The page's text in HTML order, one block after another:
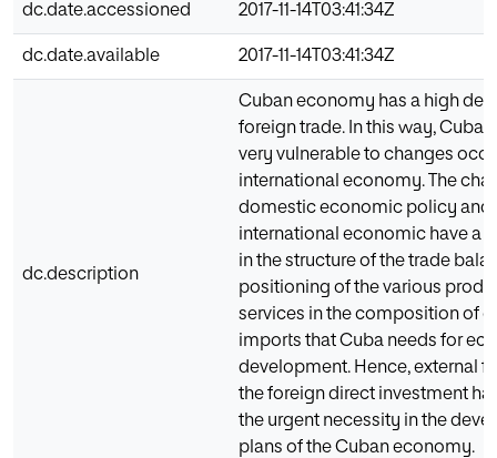
dc.date.accessioned 2017-11-14T03:41:34Z
dc.date.available 2017-11-14T03:41:34Z
dc.description
Cuban economy has a high
foreign trade. In this way,
very vulnerable to changes
international economy. The
domestic economic policy and
international economic have a
in the structure of the trade
positioning of the various
services in the composition of
imports that Cuba needs for
development. Hence, external
the foreign direct investment
the urgent necessity in the
plans of the Cuban economy.